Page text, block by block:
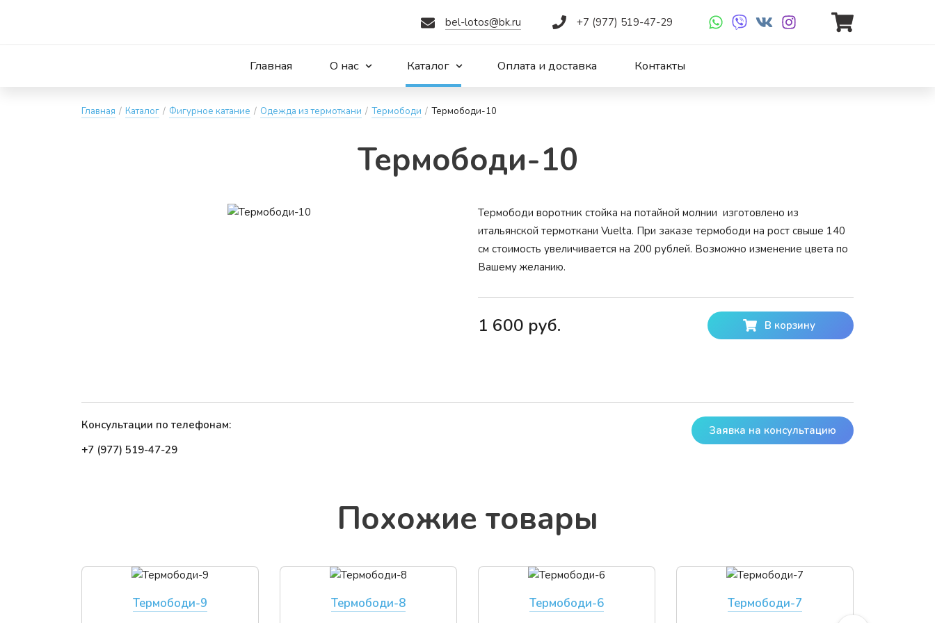
Главная О нас Каталог Оплата и доставка Контакты
bel-lotos@bk.ru +7 (977) 519-47-29
Главная / Каталог / Фигурное катание / Одежда из термоткани / Термободи / Термободи-10
Тер­мо­бо­ди-10
Термободи воротник стойка на потайной молнии изготовлено из
итальянской термоткани Vuelta. При заказе термободи на рост свыше 140
см стоимость увеличивается на 200 рублей. Возможно изменение цвета по
Вашему желанию.
1 600 руб. В корзину
Консультации по телефонам:
+7 (977) 519-47-29
Заявка на консультацию
По­хо­жие то­ва­ры
Термободи-9 Термободи-8 Термободи-6 Термободи-7